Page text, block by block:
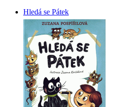
Hledá se Pátek